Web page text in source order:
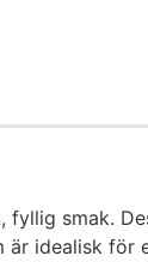
smak.
idealisk för